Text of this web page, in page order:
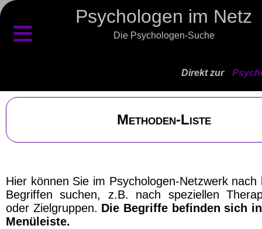
Psychologen im Netz
Die Psychologen-Suche
≡
Direkt zur
Methoden-Liste
Hier können Sie im Psychologen-Netzwerk nach
Begriffen suchen, z.B. nach speziellen
oder Zielgruppen. Die Begriffe befinden sich
Menüleiste.